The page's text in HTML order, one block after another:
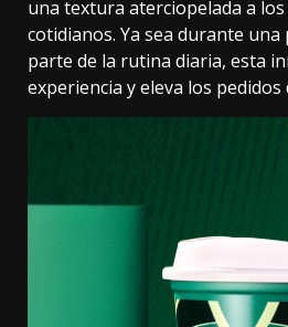
una textura aterciopelada a
cotidianos. Ya sea durante
parte de la rutina diaria, esta
experiencia y eleva los pedidos